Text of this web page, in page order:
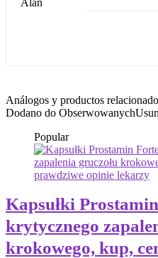
Análogos y productos
Dodano do Obserwowanych
Popular
Kapsułki
krytycznego
krokowego, kup,